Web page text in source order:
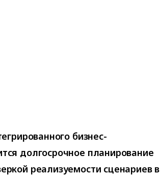
бизнес-
долгосрочное планирование
реализуемости сценариев в